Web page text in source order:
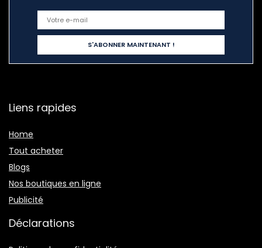
Liens rapides
Home
Tout acheter
Blogs
Nos boutiques en ligne
Publicité
Déclarations